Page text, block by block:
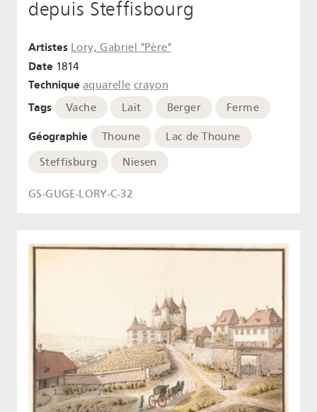
depuis Steffisbourg
Artistes Lory, Gabriel "Père"
Date 1814
Technique aquarelle crayon
Tags Vache Lait Berger Ferme
Géographie Thoune
Lac de Thoune
Steffisburg
Niesen
GS-GUGE-LORY-C-32